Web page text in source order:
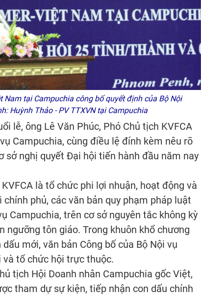
Nam tại Campuchia công bố quyết định của Bộ Nội
Huỳnh Thảo - PV TTXVN tại Campuchia
lễ, ông Lê Văn Phúc, Phó Chủ tịch KVFCA
Campuchia, cùng điều lệ đính kèm nêu rõ
nghị quyết Đại hội tiến hành đầu năm nay
là tổ chức phi lợi nhuận, hoạt động và
phủ, các văn bản quy phạm pháp luật
Campuchia, trên cơ sở nguyên tắc không kỳ
ngưỡng tôn giáo. Trong khuôn khổ chương
mới, văn bản Công bố của Bộ Nội vụ
tổ chức hội trực thuộc.
tịch Hội Doanh nhân Campuchia gốc Việt,
tham dự sự kiện, tiếp nhận con dấu chính